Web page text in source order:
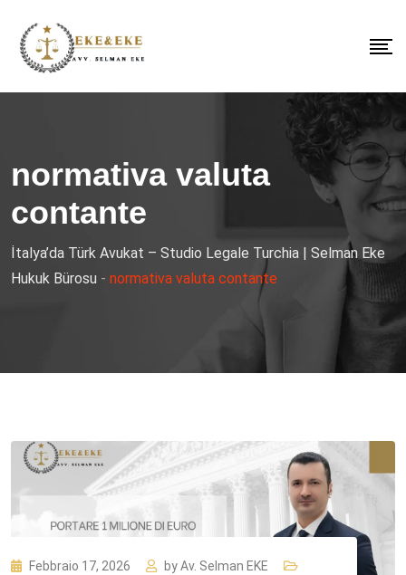
normativa valuta
contante
İtalya’da Türk Avukat – Studio Legale Turchia | Selman Eke
Hukuk Bürosu - normativa valuta contante
Febbraio 17, 2026 byAv. Selman EKE